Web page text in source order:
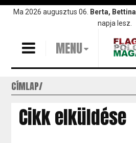
UgrásMa 2026 augusztus 06. Berta, Bettina
napja lesz.
MENU
CÍMLAP
Cikk elküldése